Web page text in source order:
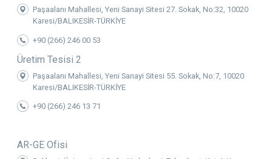
Paşaalanı Mahallesi, Yeni Sanayi Sitesi 27. Sokak, No:32, 10020
Karesi/BALIKESİR-TÜRKİYE
+90 (266) 246 00 53
Üretim Tesisi 2
Paşaalanı Mahallesi, Yeni Sanayi Sitesi 55. Sokak, No:7, 10020
Karesi/BALIKESİR-TÜRKİYE
+90 (266) 246 13 71
AR-GE Ofisi